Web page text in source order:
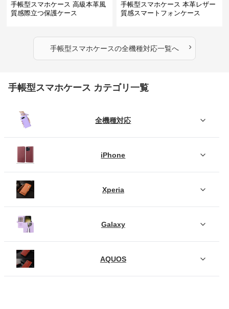
手帳型スマホケース 高級本革風
質感際立つ保護ケース
手帳型スマホケース 本革レザー
質感スマートフォンケース
手帳型スマホケースの全機種対応一覧へ ›
手帳型スマホケース カテゴリ一覧
全機種対応
iPhone
Xperia
Galaxy
AQUOS